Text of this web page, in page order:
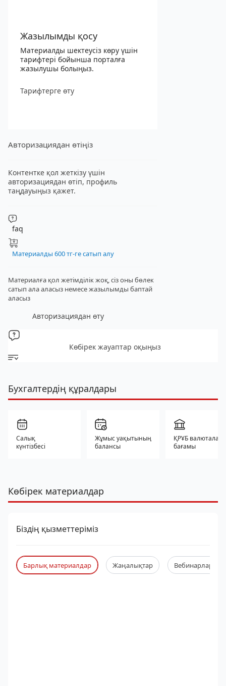
Жазылымды қосу
Материалды шектеусіз көру үшін
тарифтері бойынша порталға
жазылушы болыңыз.
Тарифтерге өту
Авторизациядан өтіңіз
Контентке қол жеткізу үшін
авторизациядан өтіп, профиль
таңдауыңыз қажет.
faq
Материалды 600 тг-ге сатып алу
Материалға қол жетімділік жоқ, сіз оны бөлек
сатып ала аласыз немесе жазылымды баптай
аласыз
Авторизациядан өту
Көбірек жауаптар оқыңыз
Бухгалтердің құралдары
Салық
күнтізбесі
Жұмыс уақытының
балансы
ҚРҰБ валюталар
бағамы
Көбірек материалдар
Біздің қызметтеріміз
Барлық материалдар Жаңалықтар Вебинарлар